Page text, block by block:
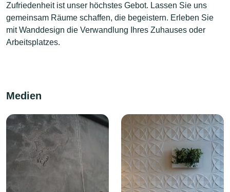
Zufriedenheit ist unser höchstes Gebot. Lassen Sie uns
gemeinsam Räume schaffen, die begeistern. Erleben Sie
mit Wanddesign die Verwandlung Ihres Zuhauses oder
Arbeitsplatzes.
Medien